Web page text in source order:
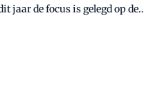
jaar de focus is gelegd op de